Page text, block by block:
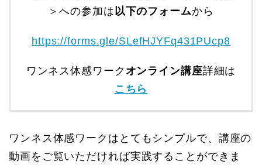
＞への参加は以下のフォームから
https://forms.gle/SLefHJYFq431PUcp8
ワンネス体感ワーク オンライン講座詳細は
こちら
ワンネス体感ワークはとてもシンプルで、講座の
動画をご覧いただければ実践することができま